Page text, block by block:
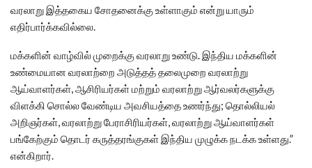
வரலாறு இத்தகைய சோதனைக்கு உள்ளாகும் என்று யாரும்
எதிர்பார்க்கவில்லை.
மக்களின் வாழ்வில் முறைக்கு வரலாறு உண்டு. இந்திய மக்களின்
உண்மையான வரலாற்றை அடுத்தத் தலைமுறை வரலாற்று
ஆய்வாளர்கள், ஆசிரியர்கள் மற்றும் வரலாற்று ஆர்வலர்களுக்கு
விளக்கி சொல்ல வேண்டிய அவசியத்தை உணர்ந்து; தொல்லியல்
அறிஞர்கள், வரலாற்று பேராசிரியர்கள், வரலாற்று ஆய்வாளர்கள்
பங்கேற்கும் தொடர் கருத்தரங்குகள் இந்திய முழுக்க நடக்க உள்ளது.”
என்கிறார்.